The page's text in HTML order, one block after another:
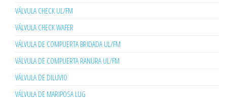
VÁLVULA CHECK UL/FM
VÁLVULA CHECK WAFER
VÁLVULA DE COMPUERTA BRIDADA UL/FM
VÁLVULA DE COMPUERTA RANURA UL/FM
VÁLVULA DE DILUVIO
VÁLVULA DE MARIPOSA LUG